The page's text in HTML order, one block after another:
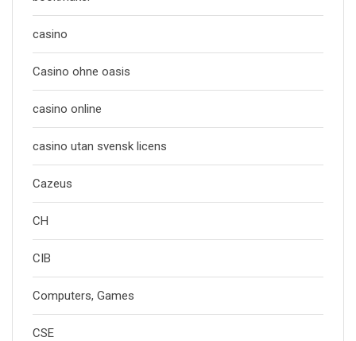
casino
Casino ohne oasis
casino online
casino utan svensk licens
Cazeus
CH
CIB
Computers, Games
CSE